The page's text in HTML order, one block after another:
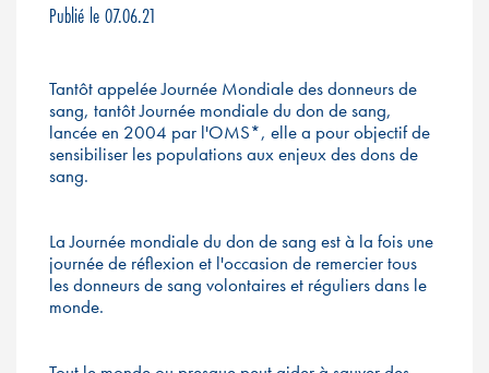
Publié le 07.06.21
Tantôt appelée Journée Mondiale des donneurs de
sang, tantôt Journée mondiale du don de sang,
lancée en 2004 par l'OMS*, elle a pour objectif de
sensibiliser les populations aux enjeux des dons de
sang.
La Journée mondiale du don de sang est à la fois une
journée de réflexion et l'occasion de remercier tous
les donneurs de sang volontaires et réguliers dans le
monde.